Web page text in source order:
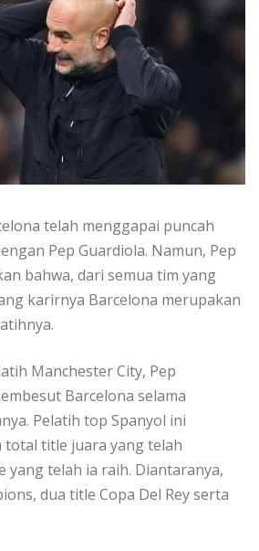
telah menggapai puncah
Pep Guardiola. Namun, Pep
bahwa, dari semua tim yang
karirnya Barcelona merupakan
Manchester City, Pep
Barcelona selama
Pelatih top Spanyol ini
total title juara yang telah
yang telah ia raih. Diantaranya,
dua title Copa Del Rey serta